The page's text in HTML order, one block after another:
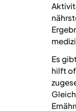
Es
hilft